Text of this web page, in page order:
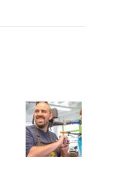
Témoignage
d’Adèle
Bailly,
fondatrice